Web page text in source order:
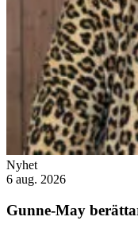
Nyhet
6 aug. 2026
Gunne-May